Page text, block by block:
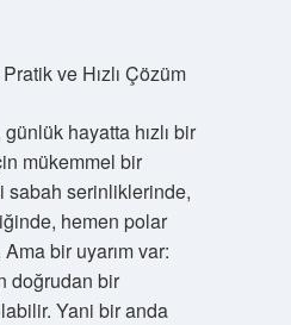
ve Hızlı Çözüm
hayatta hızlı bir
mükemmel bir
sabah serinliklerinde,
hemen polar
bir uyarım var:
doğrudan bir
Yani bir anda